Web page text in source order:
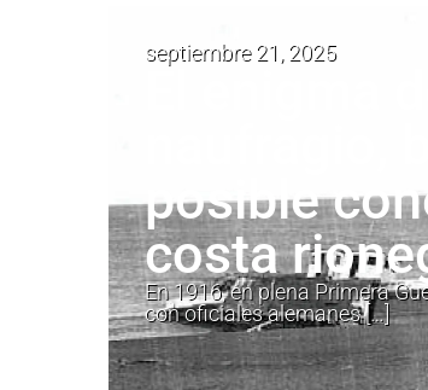
septiembre 21, 2025
El enigma
naufragio,
posible
costa
En 1916, en plena Primera
con oficiales alemanes […]